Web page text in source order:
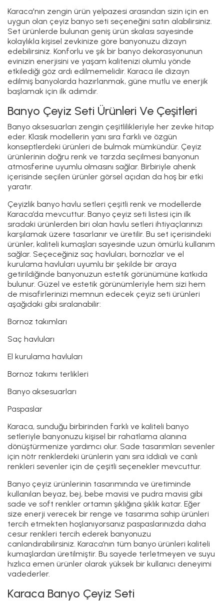
Karaca'nın zengin ürün yelpazesi arasından sizin için en
uygun olan çeyiz banyo seti seçeneğini satın alabilirsiniz.
Set ürünlerde bulunan geniş ürün skalası sayesinde
kolaylıkla kişisel zevkinize göre banyonuzu dizayn
edebilirsiniz. Konforlu ve şık bir banyo dekorasyonunun
evinizin enerjisini ve yaşam kalitenizi olumlu yönde
etkilediği göz ardı edilmemelidir. Karaca ile dizayn
edilmiş banyolarda hazırlanmak, güne mutlu ve enerjik
başlamak için ilk adımdır.
Banyo Çeyiz Seti Ürünleri Ve Çeşitleri
Banyo aksesuarları zengin çeşitlilikleriyle her zevke hitap
eder. Klasik modellerin yanı sıra farklı ve özgün
konseptlerdeki ürünleri de bulmak mümkündür. Çeyiz
ürünlerinin doğru renk ve tarzda seçilmesi banyonun
atmosferine uyumlu olmasını sağlar. Birbiriyle ahenk
içerisinde seçilen ürünler görsel açıdan da hoş bir etki
yaratır.
Çeyizlik banyo havlu setleri çeşitli renk ve modellerde
Karaca’da mevcuttur. Banyo çeyiz seti listesi için ilk
sıradaki ürünlerden biri olan havlu setleri ihtiyaçlarınızı
karşılamak üzere tasarlanır ve üretilir. Bu set içerisindeki
ürünler, kaliteli kumaşları sayesinde uzun ömürlü kullanım
sağlar. Seçeceğiniz saç havluları, bornozlar ve el
kurulama havluları uyumlu bir şekilde bir araya
getirildiğinde banyonuzun estetik görünümüne katkıda
bulunur. Güzel ve estetik görünümleriyle hem sizi hem
de misafirlerinizi memnun edecek çeyiz seti ürünleri
aşağıdaki gibi sıralanabilir:
Bornoz takımları
Saç havluları
El kurulama havluları
Bornoz takımı terlikleri
Banyo aksesuarları
Paspaslar
Karaca, sunduğu birbirinden farklı ve kaliteli banyo
setleriyle banyonuzu kişisel bir rahatlama alanına
dönüştürmenize yardımcı olur. Sade tasarımları sevenler
için nötr renklerdeki ürünlerin yanı sıra iddialı ve canlı
renkleri sevenler için de çeşitli seçenekler mevcuttur.
Banyo çeyiz ürünlerinin tasarımında ve üretiminde
kullanılan beyaz, bej, bebe mavisi ve pudra mavisi gibi
sade ve soft renkler ortamın şıklığına şıklık katar. Eğer
size enerji verecek bir renge ve tasarıma sahip ürünleri
tercih etmekten hoşlanıyorsanız paspaslarınızda daha
cesur renkleri tercih ederek banyonuzu
canlandırabilirsiniz. Karaca’nın tüm banyo ürünleri kaliteli
kumaşlardan üretilmiştir. Bu sayede terletmeyen ve suyu
hızlıca emen ürünler olarak yüksek bir kullanıcı deneyimi
vadederler.
Karaca Banyo Çeyiz Seti